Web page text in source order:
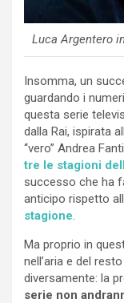
Luca Argentero
Insomma, un
guardando i
questa serie
dalla Rai, ispirata
“vero” Andrea
tre le stagioni
successo che ha
anticipo rispetto
stagione.
Ma proprio in
nell’aria e del
diversamente: la
serie non